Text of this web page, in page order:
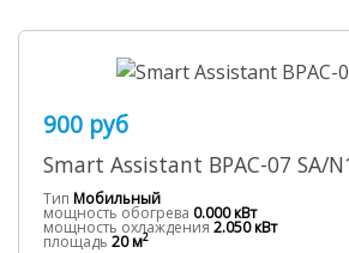
900 руб
Smart Assistant BPAC-07 SA/
Тип Мобильный
мощность обогрева 0.000 кВт
мощность охлаждения 2.050 кВт
площадь 20 м2